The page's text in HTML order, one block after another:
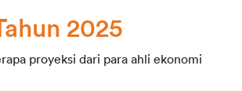
2025
proyeksi dari para ahli ekonomi